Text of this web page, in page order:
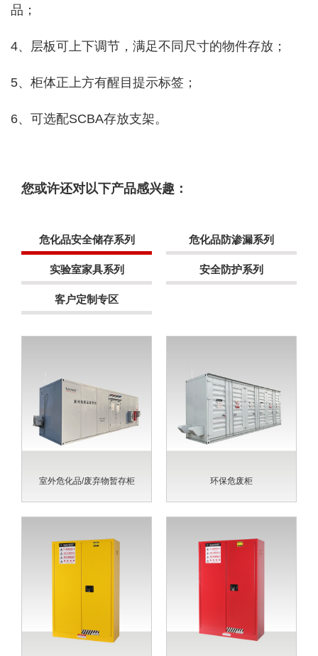
品；
4、层板可上下调节，满足不同尺寸的物件存放；
5、柜体正上方有醒目提示标签；
6、可选配SCBA存放支架。
您或许还对以下产品感兴趣：
危化品安全储存系列 危化品防渗漏系列
实验室家具系列 安全防护系列
客户定制专区
室外危化品/废弃物暂存柜 环保危废柜